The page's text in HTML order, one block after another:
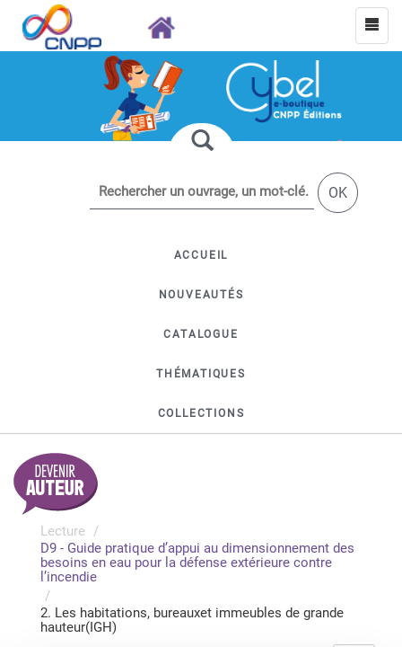
OK
ACCUEIL
NOUVEAUTÉS
CATALOGUE
THÉMATIQUES
COLLECTIONS
Lecture
D9 - Guide pratique d’appui au dimensionnement des
besoins en eau pour la défense extérieure contre
l’incendie
2. Les habitations, bureauxet immeubles de grande
hauteur(IGH)